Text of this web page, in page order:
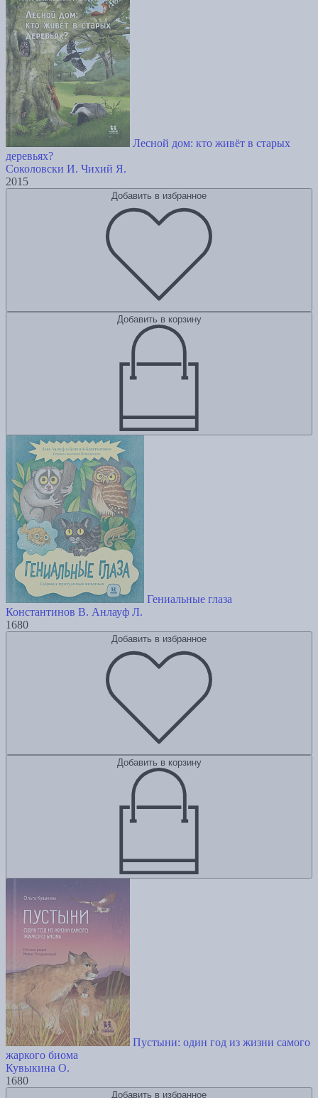
Лесной дом: кто живёт в старых
деревьях?
Соколовски И. Чихий Я.
2015
Добавить в избранное
Добавить в корзину
Гениальные глаза
Константинов В. Анлауф Л.
1680
Добавить в избранное
Добавить в корзину
Пустыни: один год из жизни самого
жаркого биома
Кувыкина О.
1680
Добавить в избранное